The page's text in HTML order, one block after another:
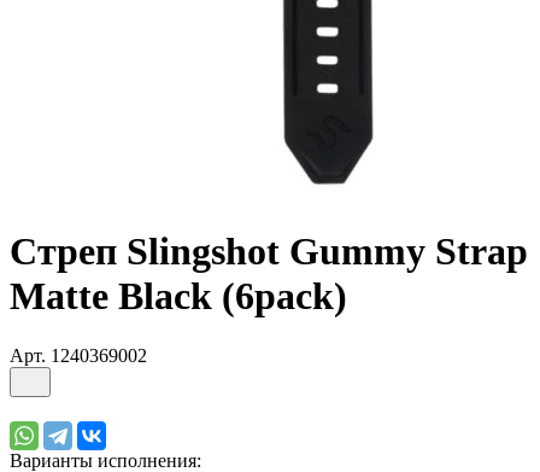
Стреп Slingshot Gummy Strap
Matte Black (6pack)
Арт. 1240369002
Варианты исполнения: